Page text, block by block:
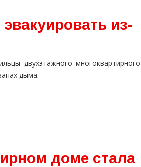
из-
двухэтажного многоквартирного
дыма.
доме стала